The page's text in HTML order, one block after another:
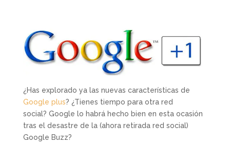
¿Has explorado ya las nuevas características de
Google plus? ¿Tienes tiempo para otra red
social? Google lo habrá hecho bien en esta ocasión
tras el desastre de la (ahora retirada red social)
Google Buzz?